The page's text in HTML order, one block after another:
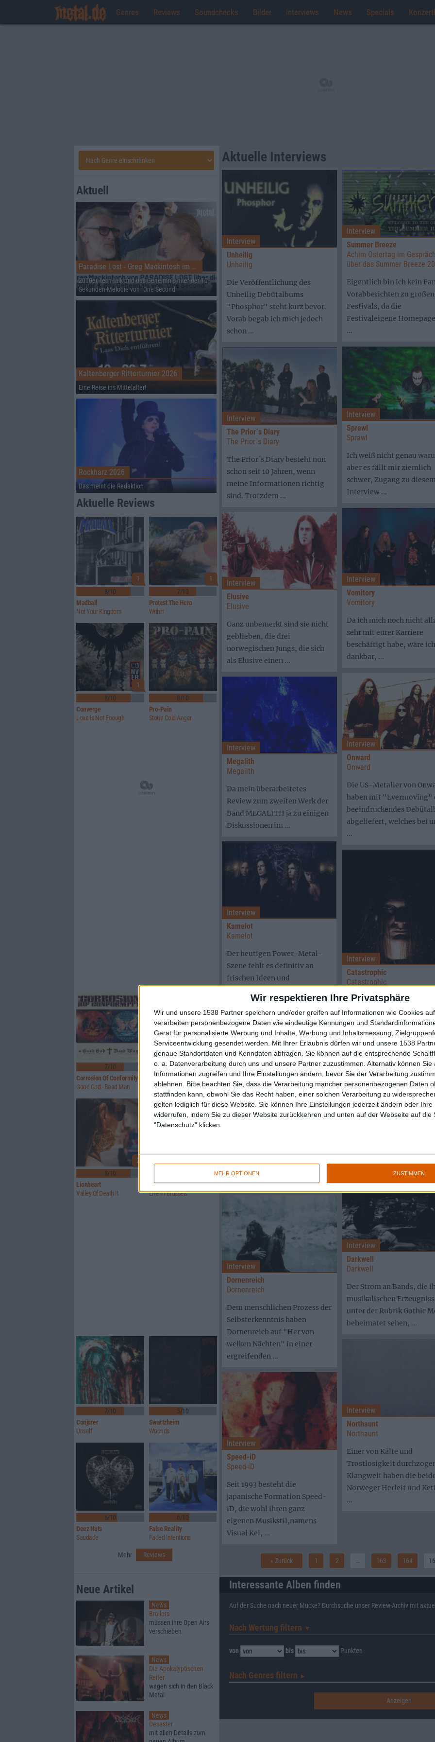
Wir respektieren Ihre Privatsphäre
Wir und unsere 1538 Partner speichern und/oder greifen auf Informationen wie Cookies
verarbeiten personenbezogene Daten wie eindeutige Kennungen und
Gerät für personalisierte Werbung und Inhalte, Werbung und Inhaltsmessung,
Serviceentwicklung gesendet werden.
Mit Ihrer Erlaubnis dürfen wir und unsere 1538
genaue Standortdaten und Kenndaten abfragen. Sie können auf die entsprechende
o. a. Datenverarbeitung durch uns und unsere Partner zuzustimmen. Alternativ können Sie
Informationen zugreifen und Ihre Einstellungen ändern, bevor Sie der Verarbeitung
ablehnen.
Bitte beachten Sie, dass die Verarbeitung mancher personenbezogenen Daten
stattfinden kann, obwohl Sie das Recht haben, einer solchen Verarbeitung zu
gelten lediglich für diese Website. Sie können Ihre Einstellungen jederzeit ändern oder Ihre
widerrufen, indem Sie zu dieser Website zurückkehren und unten auf der Webseite auf die
"Datenschutz" klicken.
MEHR OPTIONEN ZUSTIMMEN
Genres Reviews Soundchecks Bilder Interviews News Specials
Aktuelle Interviews
Interview
Unheilig
Unheilig
Die Veröffentlichung des
Unheilig Debütalbums
"Phosphor" steht kurz bevor.
Vorab begab ich mich jedoch
schon ...
Interview
Summer Breeze
Achim Ostertag im Gespräch
über das Summer Breeze
Eigentlich bin ich kein
Vorabberichten zu großen
Festivals, da die
Festivaleigene
...
Interview
Sprawl
Sprawl
Ich weiß nicht genau
aber es fällt mir ziemlich
schwer, Zugang zu diesem
Interview ...
Interview
The Prior´s Diary
The Prior´s Diary
The Prior´s Diary besteht nun
schon seit 10 Jahren, wenn
meine Informationen richtig
sind. Trotzdem ...
Interview
Vomitory
Vomitory
Da ich mich noch nicht
sehr mit eurer Karriere
beschäftigt habe, wäre ich
dankbar, ...
Interview
Elusive
Elusive
Ganz unbemerkt sind sie nicht
geblieben, die drei
norwegischen Jungs, die sich
als Elusive einen ...
Interview
Onward
Onward
Die US-Metaller von
haben mit "Evermoving"
beeindruckendes
abgeliefert, welches bei
...
Interview
Megalith
Megalith
Da mein überarbeitetes
Review zum zweiten Werk der
Band MEGALITH ja zu einigen
Diskussionen im ...
Interview
Kamelot
Kamelot
Der heutigen Power-Metal-
Szene fehlt es definitiv an
frischen Ideen und
sich darum ...
Interview
Catastrophic
Catastrophic
In diesen Tagen werden wir
Zeugen der Geburt eines
beeindruckenden Hybird-
Projektes, gezüchtet aus
Interview
Mortiis
Mortiis
MORTIIS hat mit seinem
neuesten Werk "The Smell of
Interview
Yendri
Yendri
Eine zu Energieträgern
Interview
Darkwell
Darkwell
Der Strom an Bands, die
musikalischen
unter der Rubrik Gothic
beheimatet sehen, ...
Interview
Dornenreich
Dornenreich
Dem menschlichen Prozess der
Selbsterkenntnis haben
Dornenreich auf "Her von
welken Nächten" in einer
ergreifenden ...
Interview
Northaunt
Northaunt
Einer von Kälte und
Trostlosigkeit
Klangwelt haben die
Norweger Herleif und
...
Interview
Speed-iD
Speed-iD
Seit 1993 besteht die
japanische Formation Speed-
iD, die wohl ihren ganz
eigenen Musikstil,namens
Visual Kei, ...
« Zurück 1 2 163 164
Interessante Alben finden
Auf der Suche nach neuer Mucke? Durchsuche unser Review-Archiv mit aktuell
Nach Wertung filtern ▼︎
von bis Punkten
Nach Genres filtern ►︎
Aktuell
Paradise Lost - Greg Mackintosh im Interview auf dem RHZ
2000er, tech-talk und das Geheimnis hiter der 10-
Sekunden-Melodie von "One Second"
Kaltenberger Ritterturnier 2026
Eine Reise ins Mittelalter!
Rockharz 2026
Das meint die Redaktion
Aktuelle Reviews
1
8/10
Madball
Not Your Kingdom
1
7/10
Protest The Hero
Within
1
8/10
Converge
Love Is Not Enough
8/10
Pro-Pain
Stone Cold Anger
7/10
Corrosion Of Conformity
Good God - Baad Man
2
8/10
Rosa Faenskap
Ingenting Forblir
2
8/10
Lionheart
Valley Of Death II
Brutus (BE)
Live In Brussels
7/10
Conjurer
Unself
5/10
Swartzheim
Wounds
6/10
Deez Nuts
Saudade
6/10
False Reality
Faded Intentions
Mehr Reviews
Neue Artikel
News
Broilers
müssen ihre Open Airs
verschieben
News
Die Apokalyptischen
Reiter
wagen sich in den Black
Metal
News
Desaster
mit allen Details zum